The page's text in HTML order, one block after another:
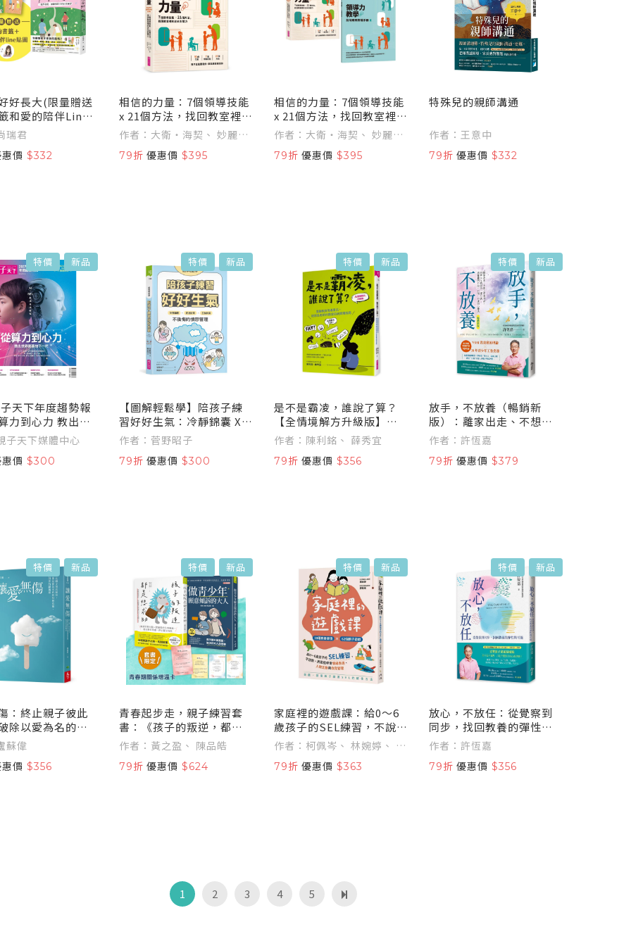
好長大(限量贈送
和愛的陪伴Line
起學會愛、傾聽
陪伴練習
瑞君
價 $332
相信的力量：7個領導技能
x 21個方法，找回教室裡的
正向影響力
作者：大衛‧海契、 妙麗‧
桑莫絲
79折 優惠價 $395
相信的力量：7個領導技能
x 21個方法，找回教室裡的
正向影響力 【首刷附贈領
導力教學台灣實踐手冊】
作者：大衛‧海契、 妙麗‧
桑莫絲
79折 優惠價 $395
特殊兒的親師溝通
作者：王意中
79折 優惠價 $332
特價 新品
天下年度趨勢報
力到心力 教出世
下一代
子天下媒體中心
價 $300
特價 新品
【圖解輕鬆學】陪孩子練
習好好生氣：冷靜錦囊 X
表達對策 X 互動教案，不
後悔的憤怒管理
作者：菅野昭子
79折 優惠價 $300
特價 新品
是不是霸凌，誰說了算？
【全情境解方升級版】：
直擊教育現場實況，給家
長老師的霸凌防制實踐指
南
作者：陳利銘、 薛秀宜
79折 優惠價 $356
特價 新品
放手，不放養（暢銷新
版）：離家出走、不想上
學也可以？用準大人的視
角一起生活，讀懂他們不
說、不問、不談的心裡話
作者：許恆嘉
79折 優惠價 $379
特價 新品
：終止親子彼此
除以愛為名的控
，找回家的歸屬
蘇偉
價 $356
特價 新品
青春起步走，親子練習套
書：《孩子的叛逆，都是
想求助》+《做青少年願意
傾訴的大人》(套書限定
「青春期關係增溫卡」)
作者：黃之盈、 陳品皓
79折 優惠價 $624
特價 新品
家庭裡的遊戲課：給0～6
歲孩子的SEL練習，不說
教，用遊戲學會情緒表
達、人際互動與自我管理
（附贈「親子互動遊戲教
作者：柯佩岑、 林婉婷、 廖
珮岐
79折 優惠價 $363
特價 新品
放心，不放任：從覺察到
同步，找回教養的彈性與
可能
作者：許恆嘉
79折 優惠價 $356
1 2 3 4 5